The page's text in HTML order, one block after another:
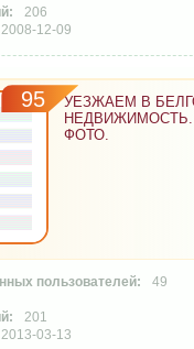
206
2008-12-09
95
УЕЗЖАЕМ В
НЕДВИЖИМОСТЬ.
ФОТО.
49
201
2013-03-13